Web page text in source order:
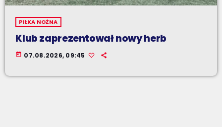
PIŁKA NOŻNA
Klub zaprezentował nowy herb
today 07.08.2026, 09:45